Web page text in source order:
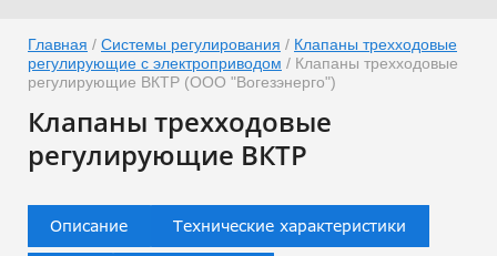
Главная / Системы регулирования / Клапаны трехходовые
регулирующие с электроприводом / Клапаны трехходовые
регулирующие ВКТР (ООО "Вогезэнерго")
Клапаны трехходовые
регулирующие ВКТР